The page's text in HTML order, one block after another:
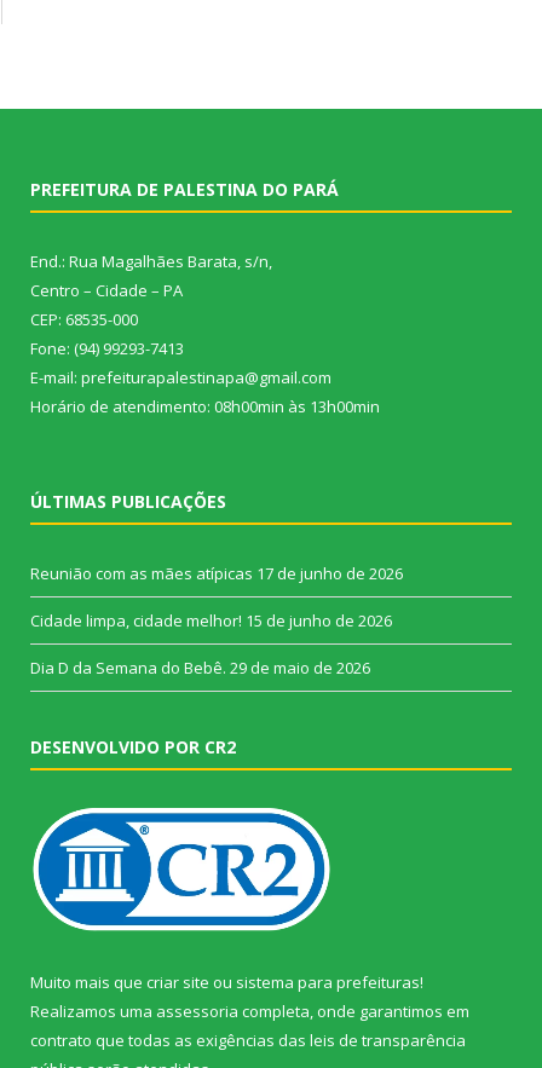
PREFEITURA DE PALESTINA DO PARÁ
End.: Rua Magalhães Barata, s/n,
Centro – Cidade – PA
CEP: 68535-000
Fone: (94) 99293-7413
E-mail: prefeiturapalestinapa@gmail.com
Horário de atendimento: 08h00min às 13h00min
ÚLTIMAS PUBLICAÇÕES
Reunião com as mães atípicas 17 de junho de 2026
Cidade limpa, cidade melhor! 15 de junho de 2026
Dia D da Semana do Bebê. 29 de maio de 2026
DESENVOLVIDO POR CR2
Muito mais que criar site ou sistema para prefeituras!
Realizamos uma assessoria completa, onde garantimos em
contrato que todas as exigências das leis de transparência